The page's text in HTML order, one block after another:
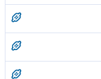
Please